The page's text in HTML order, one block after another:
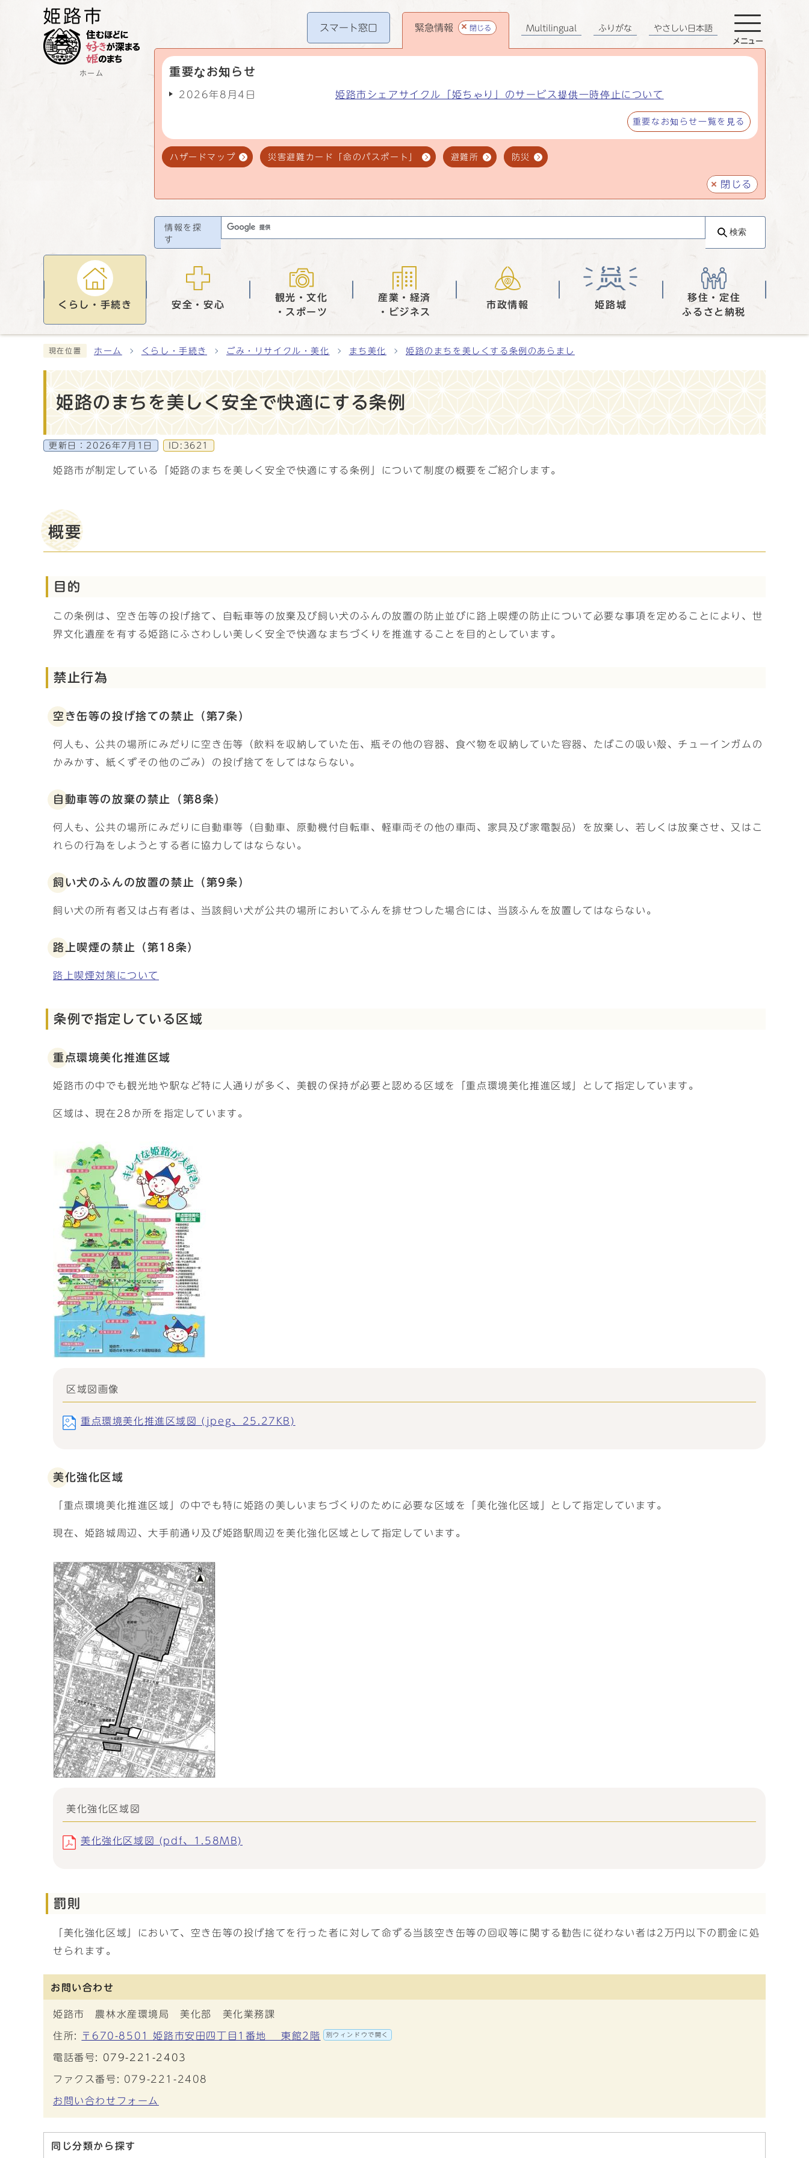
ホーム
スマート窓口 緊急情報 閉じる
重要なお知らせ
2026年8月4日 姫路市シェアサイクル「姫ちゃり」のサービス提供一時停止について
重要なお知らせ一覧を見る
ハザードマップ 災害避難カード「命のパスポート」 避難所 防災
閉じる
Multilingual ふりがな やさしい日本語
メニュー
情報を探
す
検索
くらし・手続き 安全・安心
観光・文化
・スポーツ
産業・経済
・ビジネス
市政情報 姫路城
移住・定住
ふるさと納税
現在位置 ホーム くらし・手続き ごみ・リサイクル・美化 まち美化 姫路のまちを美しくする条例のあらまし
姫路のまちを美しく安全で快適にする条例
更新日： 2026年7月1日 ID:3621
姫路市が制定している「姫路のまちを美しく安全で快適にする条例」について制度の概要をご紹介します。
概要
目的
この条例は、空き缶等の投げ捨て、自転車等の放棄及び飼い犬のふんの放置の防止並びに路上喫煙の防止について必要な事項を定めることにより、世
界文化遺産を有する姫路にふさわしい美しく安全で快適なまちづくりを推進することを目的としています。
禁止行為
空き缶等の投げ捨ての禁止（第7条）
何人も、公共の場所にみだりに空き缶等（飲料を収納していた缶、瓶その他の容器、食べ物を収納していた容器、たばこの吸い殻、チューインガムの
かみかす、紙くずその他のごみ）の投げ捨てをしてはならない。
自動車等の放棄の禁止（第8条）
何人も、公共の場所にみだりに自動車等（自動車、原動機付自転車、軽車両その他の車両、家具及び家電製品）を放棄し、若しくは放棄させ、又はこ
れらの行為をしようとする者に協力してはならない。
飼い犬のふんの放置の禁止（第9条）
飼い犬の所有者又は占有者は、当該飼い犬が公共の場所においてふんを排せつした場合には、当該ふんを放置してはならない。
路上喫煙の禁止（第18条）
路上喫煙対策について
条例で指定している区域
重点環境美化推進区域
姫路市の中でも観光地や駅など特に人通りが多く、美観の保持が必要と認める区域を「重点環境美化推進区域」として指定しています。
区域は、現在28か所を指定しています。
区域図画像
重点環境美化推進区域図 (jpeg、25.27KB)
美化強化区域
「重点環境美化推進区域」の中でも特に姫路の美しいまちづくりのために必要な区域を「美化強化区域」として指定しています。
現在、姫路城周辺、大手前通り及び姫路駅周辺を美化強化区域として指定しています。
美化強化区域図
美化強化区域図 (pdf、1.58MB)
罰則
「美化強化区域」において、空き缶等の投げ捨てを行った者に対して命ずる当該空き缶等の回収等に関する勧告に従わない者は2万円以下の罰金に処
せられます。
お問い合わせ
姫路市 農林水産環境局 美化部 美化業務課
住所: 〒670-8501 姫路市安田四丁目1番地 東館2階 別ウィンドウで開く
電話番号: 079-221-2403
ファクス番号: 079-221-2408
お問い合わせフォーム
同じ分類から探す